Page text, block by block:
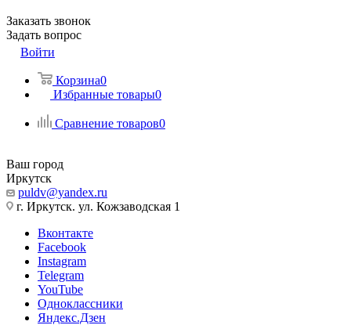
Заказать звонок
Задать вопрос
Войти
Корзина0
Избранные товары0
Сравнение товаров0
Ваш город
Иркутск
puldv@yandex.ru
г. Иркутск. ул. Кожзаводская 1
Вконтакте
Facebook
Instagram
Telegram
YouTube
Одноклассники
Яндекс.Дзен